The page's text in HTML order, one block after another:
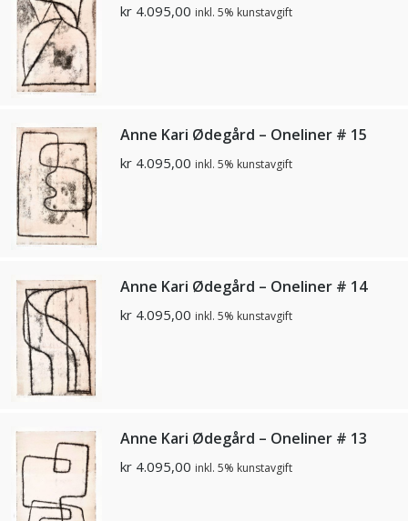
kr 4.095,00 inkl. 5% kunstavgift
Anne Kari Ødegård – Oneliner # 15
kr 4.095,00 inkl. 5% kunstavgift
Anne Kari Ødegård – Oneliner # 14
kr 4.095,00 inkl. 5% kunstavgift
Anne Kari Ødegård – Oneliner # 13
kr 4.095,00 inkl. 5% kunstavgift